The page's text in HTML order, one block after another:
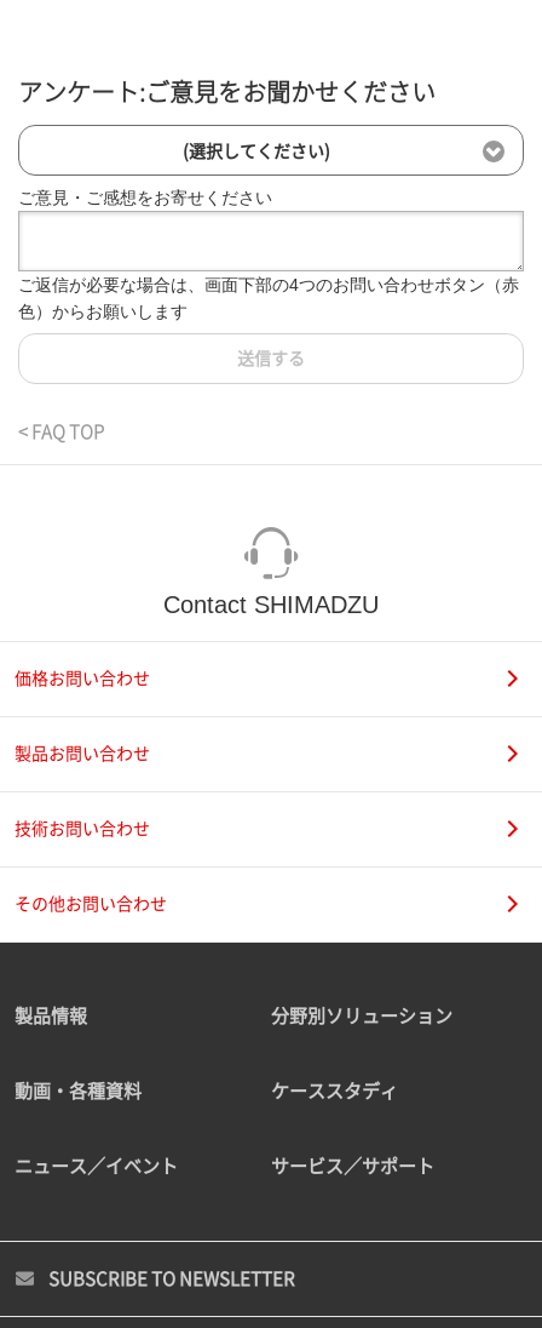
アンケート:ご意見をお聞かせください
(選択してください)
ご意見・ご感想をお寄せください
ご返信が必要な場合は、画面下部の4つのお問い合わせボタン（赤
色）からお願いします
送信する
< FAQ TOP
Contact SHIMADZU
価格お問い合わせ
製品お問い合わせ
技術お問い合わせ
その他お問い合わせ
製品情報 分野別ソリューション
動画・各種資料 ケーススタディ
ニュース／イベント サービス／サポート
SUBSCRIBE TO NEWSLETTER